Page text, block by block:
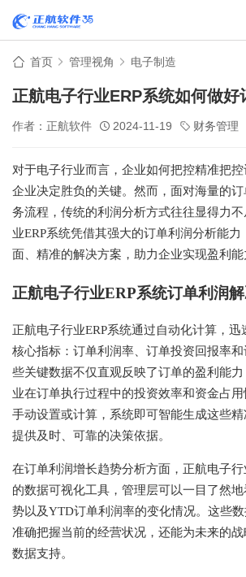
首页 管理视角 电子制造
正航电子行业ERP系统如何做好
作者：正航软件 2024-11-19 财务管理
对于电子行业而言，企业如何把控精准把
企业决定胜负的关键。然而，面对海量的
务流程，传统的利润分析方式往往显得力
业ERP系统凭借其强大的订单利润分析能力
面、精准的解决方案，助力企业实现盈利能
正航电子行业ERP系统订单利润
正航电子行业ERP系统通过自动化计算，
核心指标：订单利润率、订单投资回报率
些关键数据不仅直观反映了订单的盈利能
业在订单执行过程中的投资效率和资金占
手动设置或计算，系统即可智能生成这些
提供及时、可靠的决策依据。
在订单利润增长趋势分析方面，正航电子行
的数据可视化工具，管理层可以一目了然
势以及YTD订单利润率的变化情况。这些
准确把握当前的经营状况，还能为未来的
数据支持。